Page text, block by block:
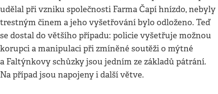
udělal při vzniku společnosti Farma Čapí hnízdo, nebyly
trestným činem a jeho vyšetřování bylo odloženo. Teď
se dostal do většího případu: policie vyšetřuje možnou
korupci a manipulaci při zmíněné soutěži o mýtné
a Faltýnkovy schůzky jsou jedním ze základů pátrání.
Na případ jsou napojeny i další větve.